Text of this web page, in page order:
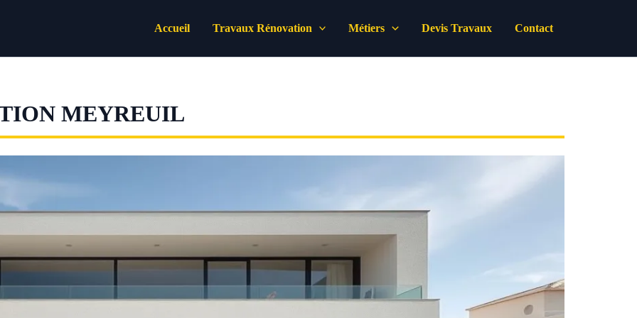
Accueil Travaux Rénovation Métiers Devis Travaux Contact
MEYREUIL